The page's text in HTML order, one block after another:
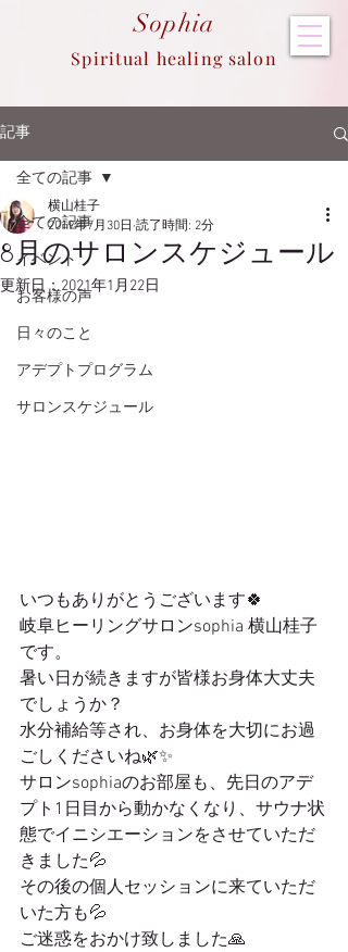
Sophia
Spiritual healing salon
記事
全ての記事
イベント
お客様の声
日々のこと
アデプトプログラム
サロンスケジュール
全ての記事
8月のサロンスケジュール
横山桂子
2019年7月30日 読了時間: 2分
更新日：2021年1月22日
いつもありがとうございます🍀
岐阜ヒーリングサロンsophia 横山桂子
です。
暑い日が続きますが皆様お身体大丈夫
でしょうか？
水分補給等され、お身体を大切にお過
ごしくださいね🌿✨
サロンsophiaのお部屋も、先日のアデ
プト1日目から動かなくなり、サウナ状
態でイニシエーションをさせていただ
きました💦
その後の個人セッションに来ていただ
いた方も💦
ご迷惑をおかけ致しました🙏